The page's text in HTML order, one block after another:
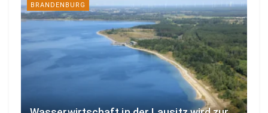
BRANDENBURG